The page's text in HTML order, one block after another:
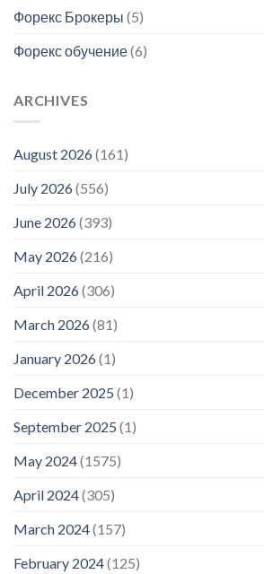
Форекс Брокеры (5)
Форекс обучение(6)
ARCHIVES
August 2026(161)
July 2026(556)
June 2026(393)
May 2026(216)
April 2026(306)
March 2026(81)
January 2026(1)
December 2025 (1)
September 2025 (1)
May 2024(1575)
April 2024(305)
March 2024(157)
February 2024(125)